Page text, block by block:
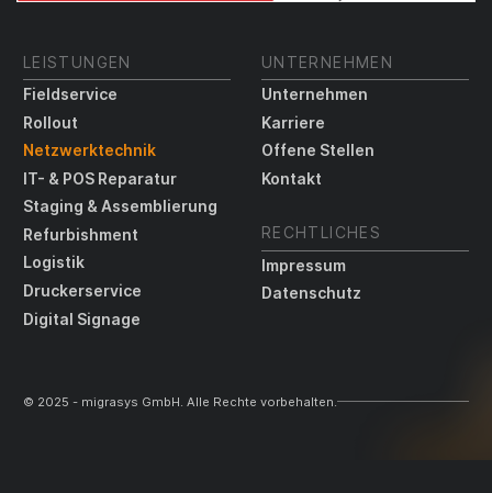
LEISTUNGEN
Fieldservice
Rollout
Netzwerktechnik
IT- & POS Reparatur
Staging & Assemblierung
Refurbishment
Logistik
Druckerservice
Digital Signage
UNTERNEHMEN
Unternehmen
Karriere
Offene Stellen
Kontakt
RECHTLICHES
Impressum
Datenschutz
© 2025 - migrasys GmbH. Alle Rechte vorbehalten.